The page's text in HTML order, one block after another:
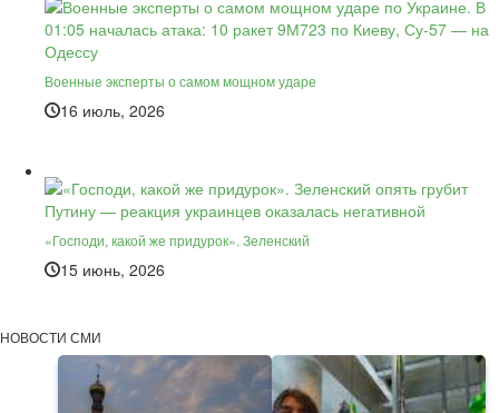
Военные эксперты о самом мощном ударе
16 июль, 2026
«Господи, какой же придурок». Зеленский
15 июнь, 2026
НОВОСТИ СМИ